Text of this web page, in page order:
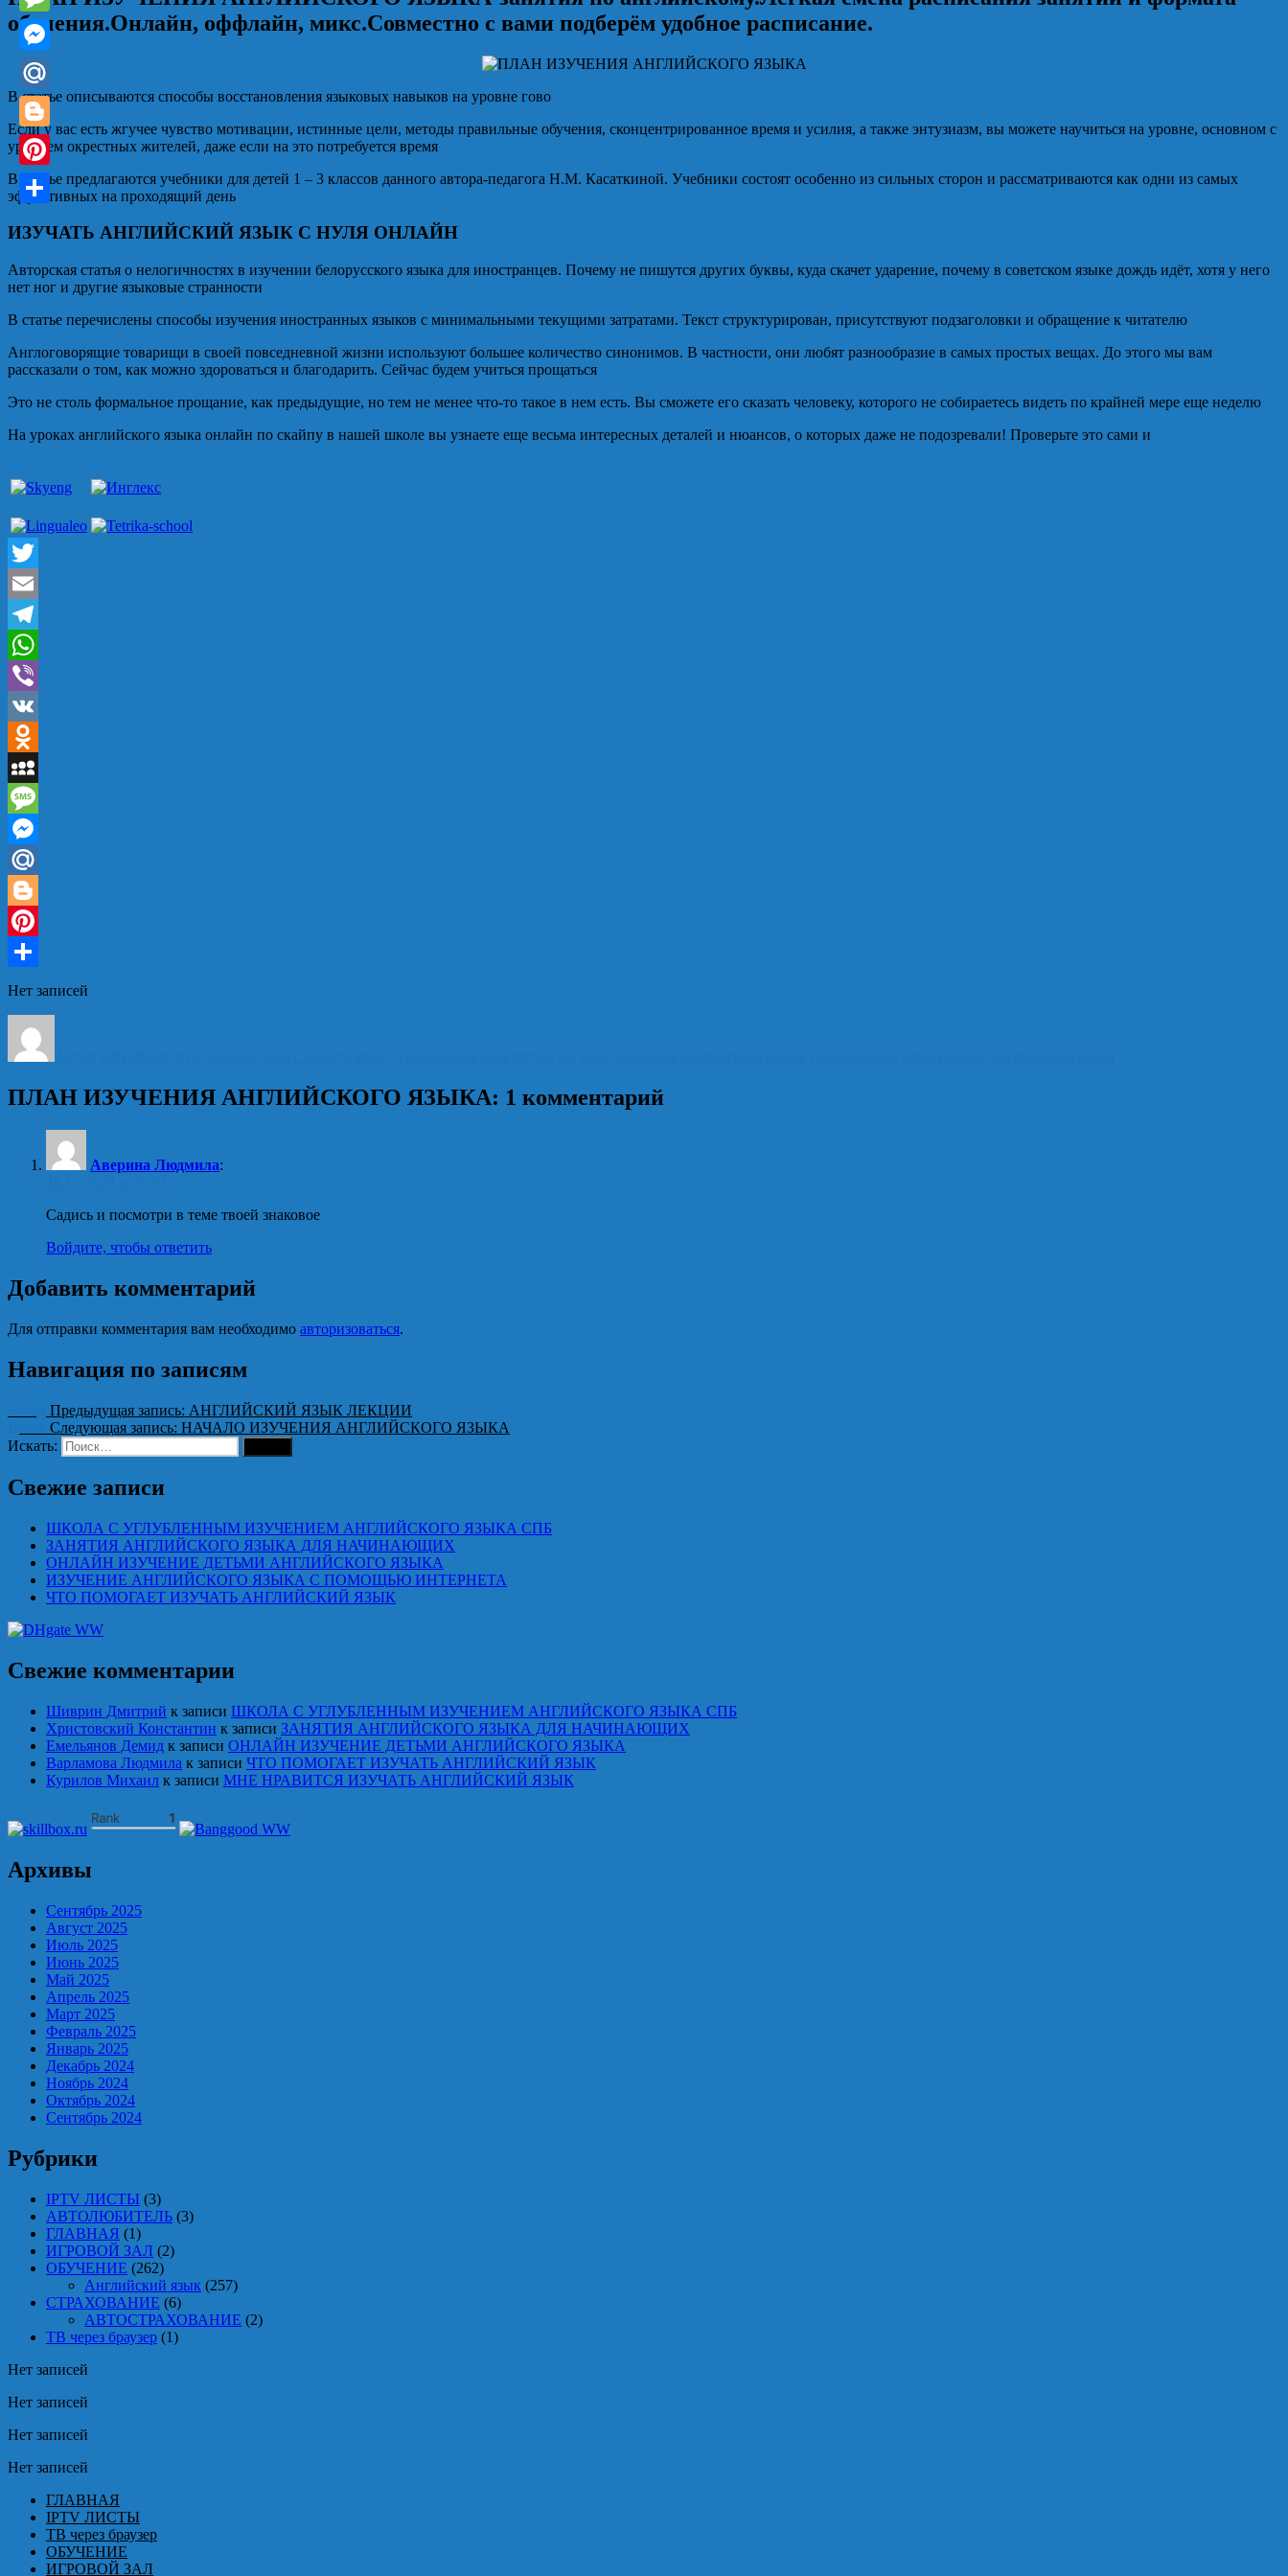
обучения.Онлайн, оффлайн, микс.Совместно с вами подберём удобное расписание.
В статье описываются способы восстановления языковых навыков на уровне гово
Если у вас есть жгучее чувство мотивации, истинные цели, методы правильные обучения, сконцентрированное время и усилия, а также энтузиазм, вы можете научиться на уровне, основном с
уровнем окрестных жителей, даже если на это потребуется время
В статье предлагаются учебники для детей 1 – 3 классов данного автора-педагога Н.М. Касаткиной. Учебники состоят особенно из сильных сторон и рассматриваются как одни из самых
эффективных на проходящий день
ИЗУЧАТЬ АНГЛИЙСКИЙ ЯЗЫК С НУЛЯ ОНЛАЙН
Авторская статья о нелогичностях в изучении белорусского языка для иностранцев. Почему не пишутся других буквы, куда скачет ударение, почему в советском языке дождь идёт, хотя у него
нет ног и другие языковые странности
В статье перечислены способы изучения иностранных языков с минимальными текущими затратами. Текст структурирован, присутствуют подзаголовки и обращение к читателю
Англоговорящие товарищи в своей повседневной жизни используют большее количество синонимов. В частности, они любят разнообразие в самых простых вещах. До этого мы вам
рассказали о том, как можно здороваться и благодарить. Сейчас будем учиться прощаться
Это не столь формальное прощание, как предыдущие, но тем не менее что-то такое в нем есть. Вы сможете его сказать человеку, которого не собираетесь видеть по крайней мере еще неделю
На уроках английского языка онлайн по скайпу в нашей школе вы узнаете еще весьма интересных деталей и нюансов, о которых даже не подозревали! Проверьте это сами и
Twitter
Email
Telegram
WhatsApp
Viber
VK
Odnoklassniki
MySpace
Message
Messenger
Mail.Ru
Blogger
Pinterest
Отправить
Нет записей
ПЛАН ИЗУЧЕНИЯ АНГЛИЙСКОГО ЯЗЫКА: 1 комментарий
Аверина Людмила:
Садись и посмотри в теме твоей знаковое
Войдите, чтобы ответить
Добавить комментарий
Для отправки комментария вам необходимо авторизоваться.
Навигация по записям
Предыдущая запись: АНГЛИЙСКИЙ ЯЗЫК ЛЕКЦИИ
Следующая запись: НАЧАЛО ИЗУЧЕНИЯ АНГЛИЙСКОГО ЯЗЫКА
Искать:
Свежие записи
ШКОЛА С УГЛУБЛЕННЫМ ИЗУЧЕНИЕМ АНГЛИЙСКОГО ЯЗЫКА СПБ
ЗАНЯТИЯ АНГЛИЙСКОГО ЯЗЫКА ДЛЯ НАЧИНАЮЩИХ
ОНЛАЙН ИЗУЧЕНИЕ ДЕТЬМИ АНГЛИЙСКОГО ЯЗЫКА
ИЗУЧЕНИЕ АНГЛИЙСКОГО ЯЗЫКА С ПОМОЩЬЮ ИНТЕРНЕТА
ЧТО ПОМОГАЕТ ИЗУЧАТЬ АНГЛИЙСКИЙ ЯЗЫК
Свежие комментарии
Шиврин Дмитрий к записи ШКОЛА С УГЛУБЛЕННЫМ ИЗУЧЕНИЕМ АНГЛИЙСКОГО ЯЗЫКА СПБ
Христовский Константин к записи ЗАНЯТИЯ АНГЛИЙСКОГО ЯЗЫКА ДЛЯ НАЧИНАЮЩИХ
Емельянов Демид к записи ОНЛАЙН ИЗУЧЕНИЕ ДЕТЬМИ АНГЛИЙСКОГО ЯЗЫКА
Варламова Людмила к записи ЧТО ПОМОГАЕТ ИЗУЧАТЬ АНГЛИЙСКИЙ ЯЗЫК
Курилов Михаил к записи МНЕ НРАВИТСЯ ИЗУЧАТЬ АНГЛИЙСКИЙ ЯЗЫК
Архивы
Сентябрь 2025
Август 2025
Июль 2025
Июнь 2025
Май 2025
Апрель 2025
Март 2025
Февраль 2025
Январь 2025
Декабрь 2024
Ноябрь 2024
Октябрь 2024
Сентябрь 2024
Рубрики
IPTV ЛИСТЫ (3)
АВТОЛЮБИТЕЛЬ (3)
ГЛАВНАЯ (1)
ИГРОВОЙ ЗАЛ (2)
ОБУЧЕНИЕ (262)
Английский язык (257)
СТРАХОВАНИЕ (6)
АВТОСТРАХОВАНИЕ (2)
ТВ через браузер (1)
Нет записей
Нет записей
Нет записей
Нет записей
ГЛАВНАЯ
IPTV ЛИСТЫ
ТВ через браузер
ОБУЧЕНИЕ
ИГРОВОЙ ЗАЛ
Message
Messenger
Mail.Ru
Blogger
Pinterest